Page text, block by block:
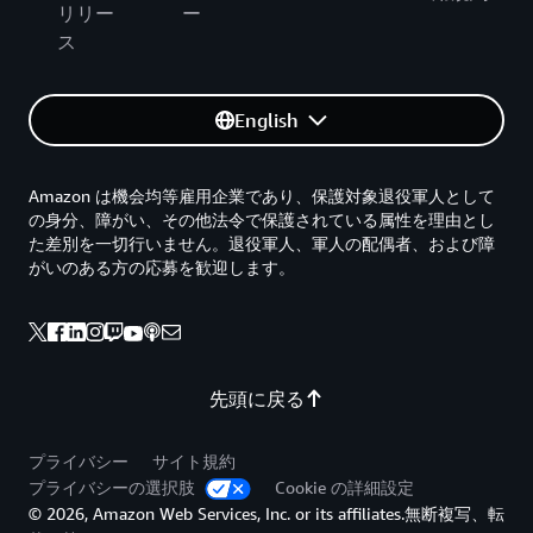
リリー
ス
ー
English
先頭に戻る
Amazon は機会均等雇用企業であり、保護対象退役軍人として
の身分、障がい、その他法令で保護されている属性を理由とし
た差別を一切行いません。退役軍人、軍人の配偶者、および障
がいのある方の応募を歓迎します。
プライバシー
サイト規約
プライバシーの選択肢
Cookie の詳細設定
© 2026, Amazon Web Services, Inc. or its affiliates.無断複写、転